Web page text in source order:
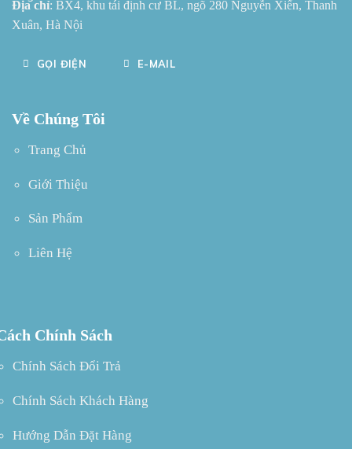
Địa chỉ: BX4, khu tái định cư BL, ngõ 280 Nguyễn Xiển, Thanh
Xuân, Hà Nội
GỌI ĐIỆN E-MAIL
Về Chúng Tôi
Trang Chủ
Giới Thiệu
Sản Phẩm
Liên Hệ
Chính Sách
Chính Sách Đổi Trả
Chính Sách Khách Hàng
Hướng Dẫn Đặt Hàng